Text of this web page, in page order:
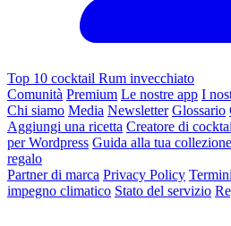
Top 10 cocktail Rum invecchiato
Comunità Premium Le nostre app I
Chi siamo Media Newsletter Glossario
Aggiungi una ricetta Creatore di
per Wordpress Guida alla tua collezione
regalo
Partner di marca Privacy Policy
impegno climatico Stato del servizio